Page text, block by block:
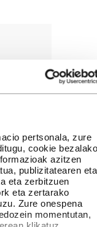
pertsonala, zure
cookie bezalako
azitzen
publizitatearen eta
eta zerbitzuen
eta zertarako
Zure onespena
momentutan,